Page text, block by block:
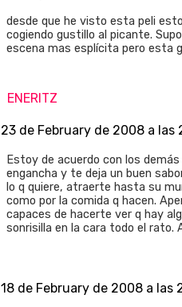
desde que he visto esta peli
cogiendo gustillo al picante.
escena mas esplícita pero esta
ENERITZ
23 de February de 2008 a las
Estoy de acuerdo con los
engancha y te deja un buen
lo q quiere, atraerte hasta su
como por la comida q hacen.
capaces de hacerte ver q hay
sonrisilla en la cara todo el rato.
18 de February de 2008 a las